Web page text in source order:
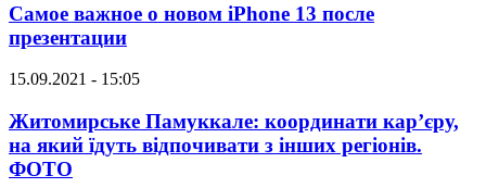
Самое важное о новом iPhone 13 после
презентации
15.09.2021 - 15:05
Житомирське Памуккале: координати кар’єру,
на який їдуть відпочивати з інших регіонів.
ФОТО